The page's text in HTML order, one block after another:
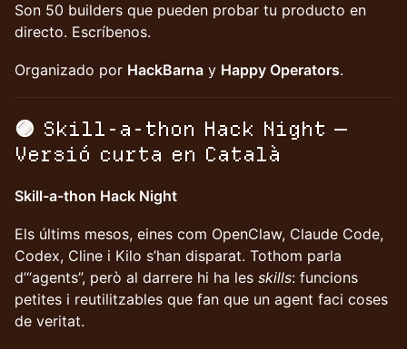
Son 50 builders que pueden probar tu producto en
directo. Escríbenos.
Organizado por HackBarna y Happy Operators.
🟣 Skill-a-thon Hack Night —
Versió curta en Català
Skill-a-thon Hack Night
Els últims mesos, eines com OpenClaw, Claude Code,
Codex, Cline i Kilo s’han disparat. Tothom parla
d’“agents”, però al darrere hi ha les skills: funcions
petites i reutilitzables que fan que un agent faci coses
de veritat.